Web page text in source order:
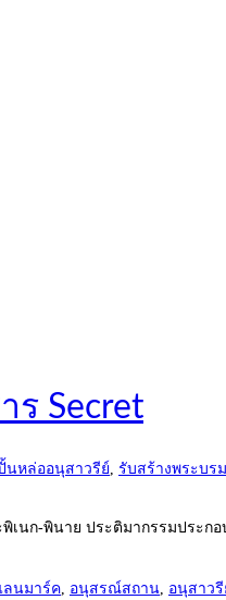
Secret
นหล่ออนุสาวรีย์, รับสร้างพระบร
นก-พินาย ประติมากรรมประก
ลนมาร์ค, อนุสรณ์สถาน, อนุสาวรี